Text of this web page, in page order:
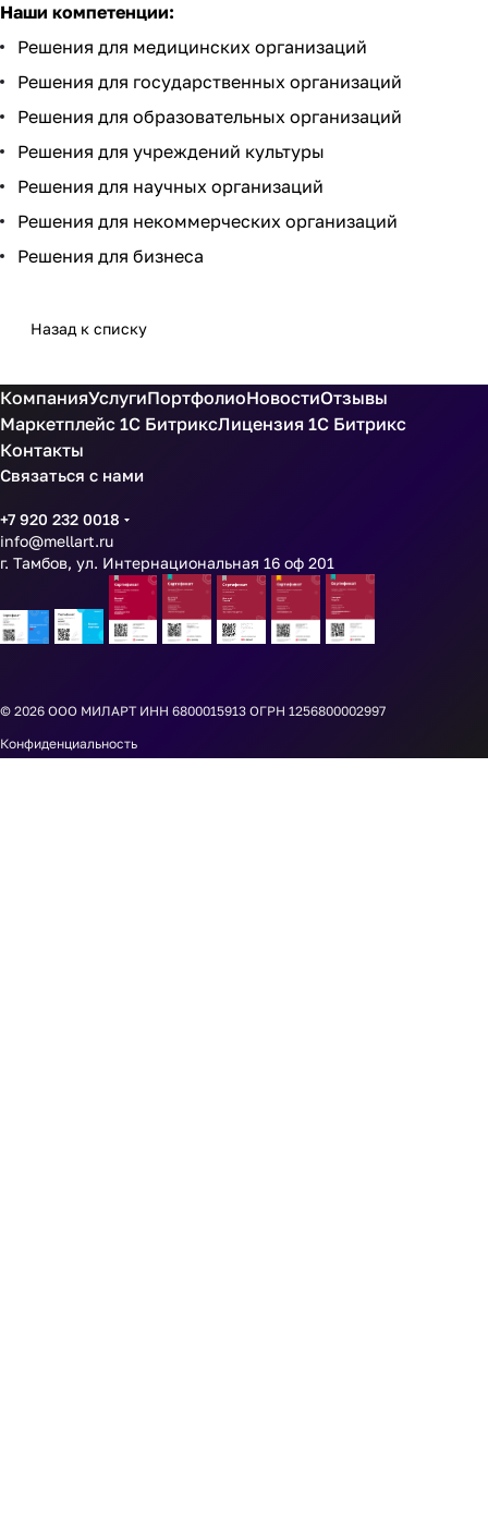
Наши компетенции:
Решения для медицинских организаций
Решения для государственных организаций
Решения для образовательных организаций
Решения для учреждений культуры
Решения для научных организаций
Решения для некоммерческих организаций
Решения для бизнеса
Назад к списку
КомпанияУслугиПортфолиоНовостиОтзывы
Маркетплейс 1С БитриксЛицензия 1С Битрикс
Контакты
Связаться с нами
+7 920 232 0018
info@mellart.ru
г. Тамбов, ул. Интернациональная 16 оф 201
© 2026 ООО МИЛАРТ ИНН 6800015913 ОГРН 1256800002997
Конфиденциальность